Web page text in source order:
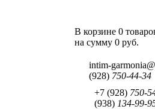
В корзине 0
на сумму 0 руб.
intim-
(928) 750-44-34
+7 (928) 750-
(938) 134-99-